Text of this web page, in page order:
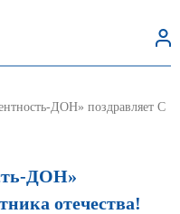
ДОН» поздравляет С
ДОН»
отечества!